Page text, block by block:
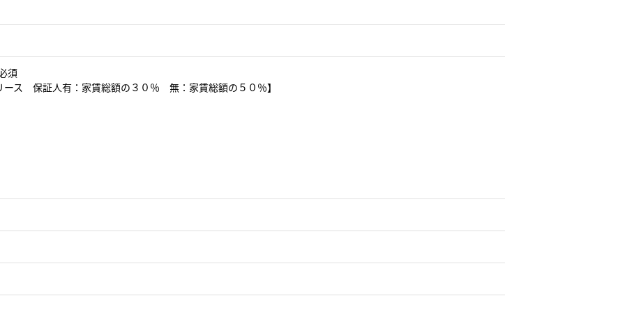
須
ース 保証人有：家賃総額の３０％ 無：家賃総額の５０％】